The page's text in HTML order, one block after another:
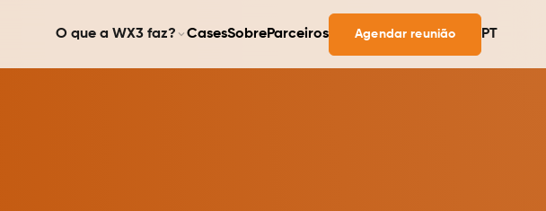
O que a WX3 faz? CasesSobreParceiros Agendar reunião PT